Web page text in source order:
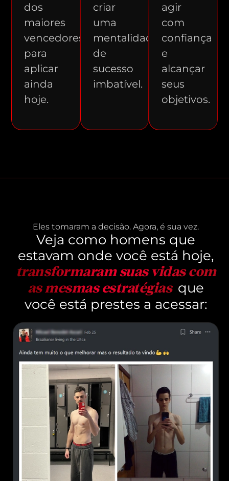
dos
maiores
vencedores
para
aplicar
ainda
hoje.
criar
uma
mentalidade
de
sucesso
imbatível.
agir
com
confiança
e
alcançar
seus
objetivos.
Eles tomaram a decisão. Agora, é sua vez.
Veja como homens que
estavam onde você está hoje,
transformaram suas vidas com
as mesmas estratégias que
você está prestes a acessar: